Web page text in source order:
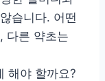
습니다. 어떤
다른 약초는
해야 할까요?